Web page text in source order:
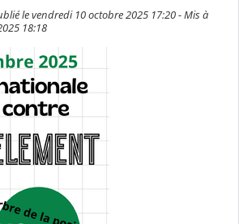
le vendredi 10 octobre 2025 17:20 - Mis à
18:18